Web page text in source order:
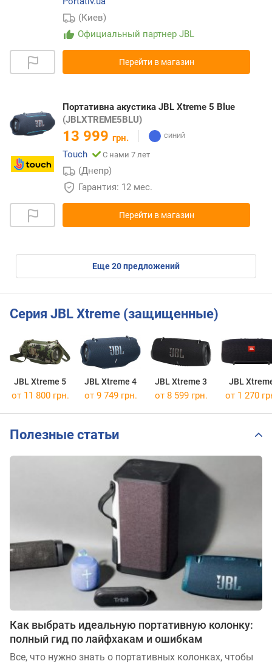
(Киев)
Официальный партнер JBL
Перейти в магазин
Портативна акустика JBL Xtreme 5 Blue
(JBLXTREME5BLU)
13 999 грн.
Touch
С нами 7 лет
(Днепр)
Гарантия: 12 мес.
Перейти в магазин
eще20предложений
Серия JBL Xtreme (защищенные)
JBL Xtreme 5 JBL Xtreme 4 JBL Xtreme 3 JBL
от 11 800 грн. от 9 749 грн. от 8 599 грн. от 1 270
Полезные статьи
Как выбрать идеальную портативную колонку:
полный гид по лайфхакам и ошибкам
Все, что нужно знать о портативных колонках, чтобы